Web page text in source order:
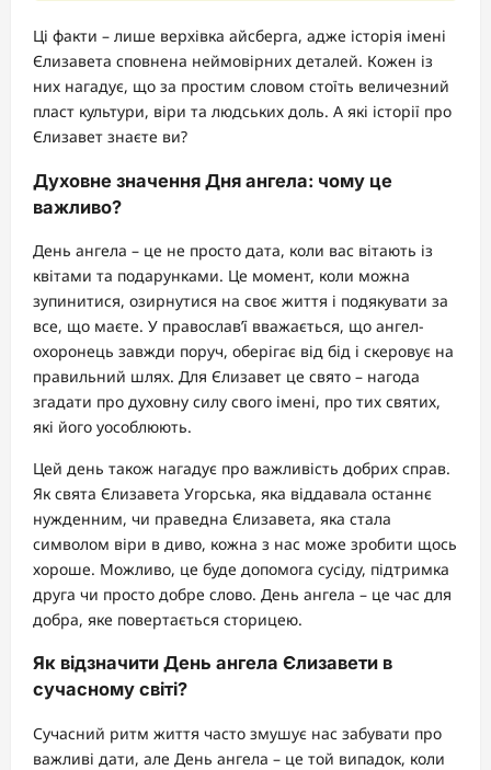
Ці факти – лише верхівка айсберга, адже історія імені
Єлизавета сповнена неймовірних деталей. Кожен із
них нагадує, що за простим словом стоїть величезний
пласт культури, віри та людських доль. А які історії про
Єлизавет знаєте ви?
Духовне значення Дня ангела: чому це
важливо?
День ангела – це не просто дата, коли вас вітають із
квітами та подарунками. Це момент, коли можна
зупинитися, озирнутися на своє життя і подякувати за
все, що маєте. У православ’ї вважається, що ангел-
охоронець завжди поруч, оберігає від бід і скеровує на
правильний шлях. Для Єлизавет це свято – нагода
згадати про духовну силу свого імені, про тих святих,
які його уособлюють.
Цей день також нагадує про важливість добрих справ.
Як свята Єлизавета Угорська, яка віддавала останнє
нужденним, чи праведна Єлизавета, яка стала
символом віри в диво, кожна з нас може зробити щось
хороше. Можливо, це буде допомога сусіду, підтримка
друга чи просто добре слово. День ангела – це час для
добра, яке повертається сторицею.
Як відзначити День ангела Єлизавети в
сучасному світі?
Сучасний ритм життя часто змушує нас забувати про
важливі дати, але День ангела – це той випадок, коли